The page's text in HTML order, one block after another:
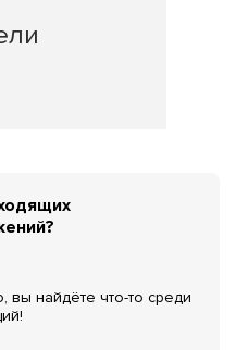
вы найдёте что-то среди